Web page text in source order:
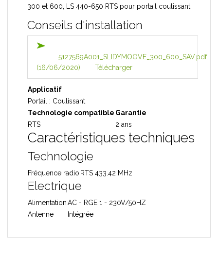
300 et 600, LS 440-650 RTS pour portail coulissant
Conseils d'installation
5127569A001_SLIDYMOOVE_300_600_SAV.pdf
(16/06/2020)
Télécharger
Applicatif
Portail : Coulissant
Technologie compatible Garantie
RTS
2 ans
Caractéristiques techniques
Technologie
Fréquence radio RTS 433.42 MHz
Electrique
AlimentationAC - RGE 1 - 230V/50HZ
Antenne
Intégrée